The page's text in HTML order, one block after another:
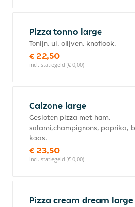
Pizza tonno large
Tonijn, ui, olijven, knoflook.
€ 22,50
incl. statiegeld (€ 0,00)
Calzone large
Gesloten pizza met ham,
salami,champignons, paprika,
kaas.
€ 23,50
incl. statiegeld (€ 0,00)
Pizza cream dream large